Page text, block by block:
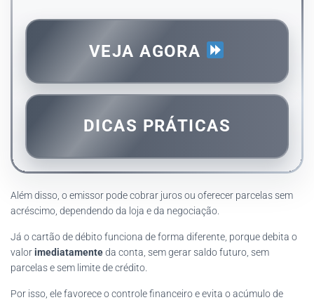
VEJA AGORA
DICAS PRÁTICAS
Além disso, o emissor pode cobrar juros ou oferecer parcelas sem
acréscimo, dependendo da loja e da negociação.
Já o cartão de débito funciona de forma diferente, porque debita o
valorimediatamenteda conta, sem gerar saldo futuro, sem
parcelas e sem limite de crédito.
Por isso, ele favorece o controle financeiro e evita o acúmulo de